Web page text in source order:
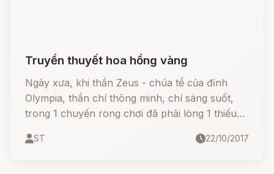
Truyền thuyết hoa hồng vàng
Ngày xưa, khi thần Zeus - chúa tể của đỉnh
Olympia, thần chí thông minh, chí sáng suốt,
trong 1 chuyến rong chơi đã phải lòng 1 thiếu
Elisa. Thần Zeus lấy làm vui mừng phán rằng:
ST 22/10/2017